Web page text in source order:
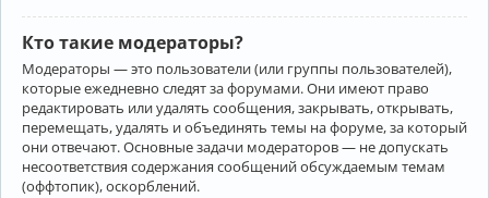
Кто такие модераторы?
Модераторы — это пользователи (или группы пользователей),
которые ежедневно следят за форумами. Они имеют право
редактировать или удалять сообщения, закрывать, открывать,
перемещать, удалять и объединять темы на форуме, за который
они отвечают. Основные задачи модераторов — не допускать
несоответствия содержания сообщений обсуждаемым темам
(оффтопик), оскорблений.